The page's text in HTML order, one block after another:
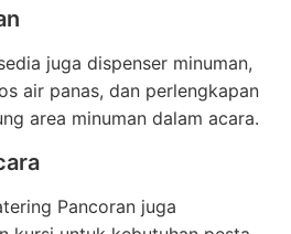
juga dispenser minuman,
air panas, dan perlengkapan
area minuman dalam acara.
Pancoran juga